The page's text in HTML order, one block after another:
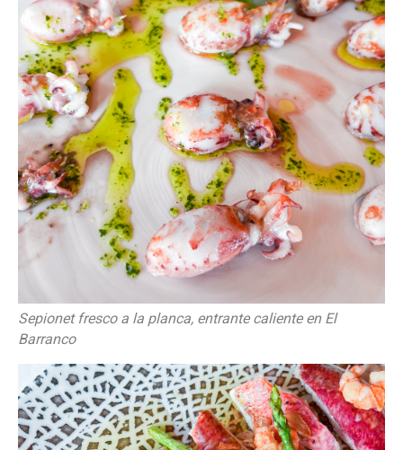
Sepionet fresco a la planca, entrante caliente en El
Barranco